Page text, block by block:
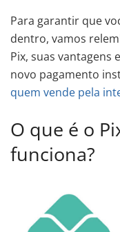
Para garantir que
dentro, vamos
Pix, suas vantagens
novo pagamento
quem vende pela
O que é o
funciona?